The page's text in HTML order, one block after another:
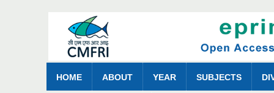
HOME ABOUT YEAR SUBJECTS